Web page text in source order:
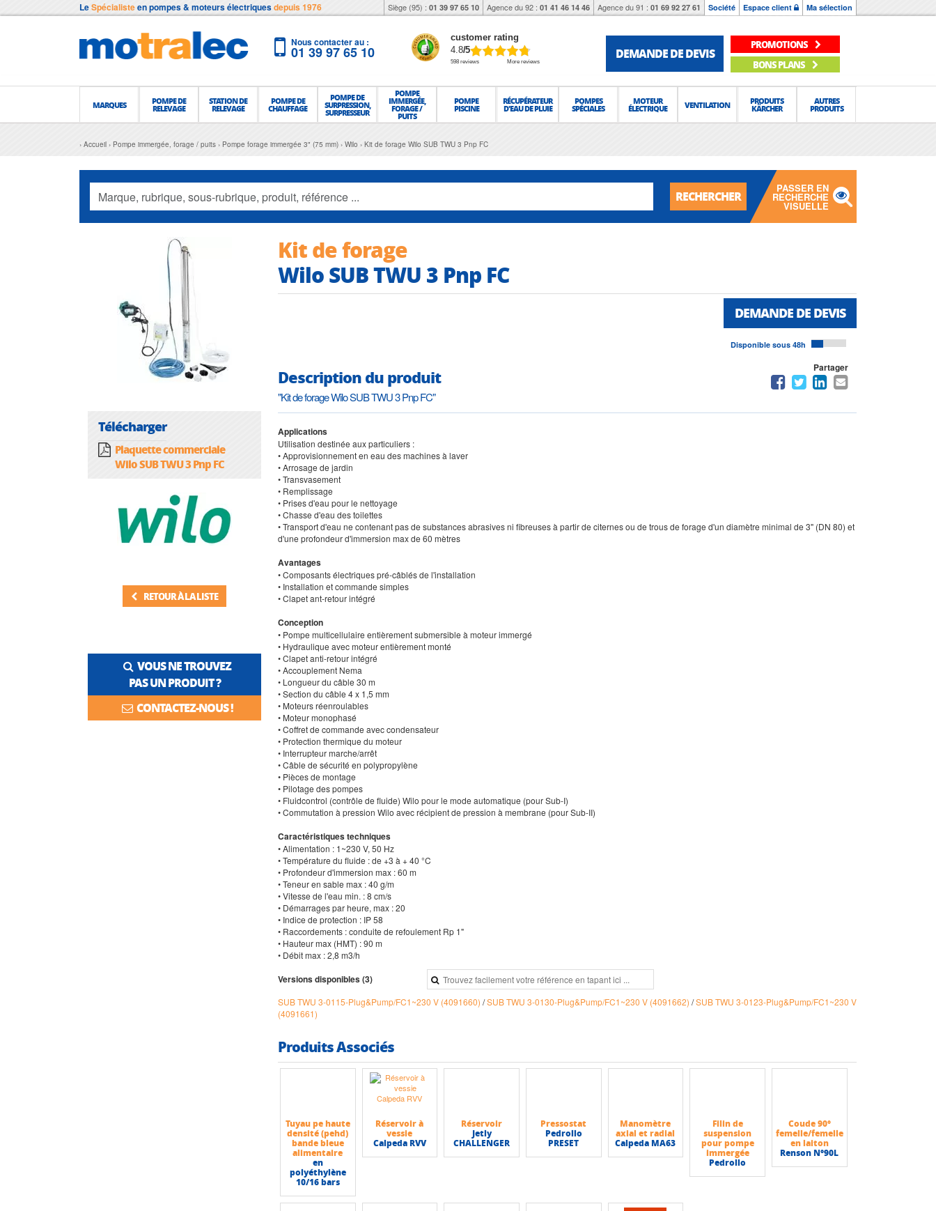
LeSpécialisteen pompes & moteurs électriquesdepuis 1976 Siège (95) : 01 39 97 65 10 Agence du 92 : 01 41 46 14 46 Agence du 91 : 01 69 92 27 61 Société Espace client Ma sélection
Nous contacter au :
01 39 97 65 10
customer rating
4.8/5
598 reviews More reviews
DEMANDE DE DEVIS
PROMOTIONS
BONS PLANS
MARQUES POMPE DE
RELEVAGE
STATION DE
RELEVAGE
POMPE DE
CHAUFFAGE
POMPE DE
SURPRESSION,
SURPRESSEUR
POMPE
IMMERGÉE,
FORAGE /
PUITS
POMPE
PISCINE
RÉCUPÉRATEUR
D'EAU DE PLUIE
POMPES
SPÉCIALES
MOTEUR
ÉLECTRIQUE VENTILATION PRODUITS
KÄRCHER
AUTRES
PRODUITS
Accueil Pompe immergée, forage / puits Pompe forage immergée 3" (75 mm) Wilo Kit de forage Wilo SUB TWU 3 Pnp FC
RECHERCHER
PASSER EN
RECHERCHE
VISUELLE
Télécharger
Plaquette commerciale
Wilo SUB TWU 3 Pnp FC
RETOUR À LA LISTE
VOUS NE TROUVEZ
PAS UN PRODUIT ?
CONTACTEZ-NOUS !
Kit de forage
Wilo SUB TWU 3 Pnp FC
DEMANDE DE DEVIS
Disponible sous 48h
Description du produit
"Kit de forage Wilo SUB TWU 3 Pnp FC"
Partager
Applications
Utilisation destinée aux particuliers :
• Approvisionnement en eau des machines à laver
• Arrosage de jardin
• Transvasement
• Remplissage
• Prises d'eau pour le nettoyage
• Chasse d'eau des toilettes
• Transport d'eau ne contenant pas de substances abrasives ni fibreuses à partir de citernes ou de trous de forage d'un diamètre minimal de 3" (DN 80) et
d'une profondeur d'immersion max de 60 mètres
Avantages
• Composants électriques pré-câblés de l'installation
• Installation et commande simples
• Clapet ant-retour intégré
Conception
• Pompe multicellulaire entièrement submersible à moteur immergé
• Hydraulique avec moteur entièrement monté
• Clapet anti-retour intégré
• Accouplement Nema
• Longueur du câble 30 m
• Section du câble 4 x 1,5 mm
• Moteurs réenroulables
• Moteur monophasé
• Coffret de commande avec condensateur
• Protection thermique du moteur
• Interrupteur marche/arrêt
• Câble de sécurité en polypropylène
• Pièces de montage
• Pilotage des pompes
• Fluidcontrol (contrôle de fluide) Wilo pour le mode automatique (pour Sub-I)
• Commutation à pression Wilo avec récipient de pression à membrane (pour Sub-II)
Caractéristiques techniques
• Alimentation : 1~230 V, 50 Hz
• Température du fluide : de +3 à + 40 °C
• Profondeur d'immersion max : 60 m
• Teneur en sable max : 40 g/m
• Vitesse de l'eau min. : 8 cm/s
• Démarrages par heure, max : 20
• Indice de protection : IP 58
• Raccordements : conduite de refoulement Rp 1"
• Hauteur max (HMT) : 90 m
• Débit max : 2,8 m3/h
Versions disponibles (3)
SUB TWU 3-0115-Plug&Pump/FC1~230 V (4091660) /SUB TWU 3-0130-Plug&Pump/FC1~230 V (4091662) /SUB TWU 3-0123-Plug&Pump/FC1~230 V
(4091661)
Produits Associés
Tuyau pe haute
densité (pehd)
bande bleue
alimentaire
en
polyéthylène
10/16 bars
Réservoir à
vessie
Calpeda RVV
Réservoir
Jetly
CHALLENGER
Pressostat
Pedrollo
PRESET
Manomètre
axial et radial
Calpeda MA63
Filin de
suspension
pour pompe
immergée
Pedrollo
Coude 90°
femelle/femelle
en laiton
Renson N°90L